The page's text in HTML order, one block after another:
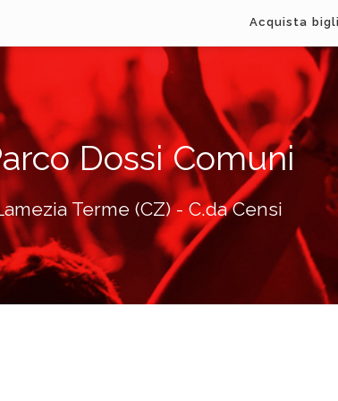
Acquista
Dossi Comuni
Terme (CZ) - C.da Censi